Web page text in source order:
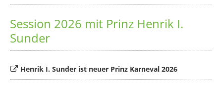
Session 2026 mit Prinz Henrik I.
Sunder
Henrik I. Sunder ist neuer Prinz Karneval 2026